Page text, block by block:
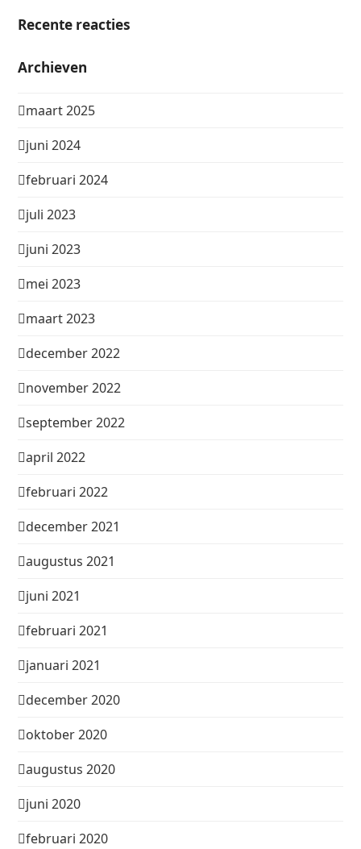
Recente reacties
Archieven
maart 2025
juni 2024
februari 2024
juli 2023
juni 2023
mei 2023
maart 2023
december 2022
november 2022
september 2022
april 2022
februari 2022
december 2021
augustus 2021
juni 2021
februari 2021
januari 2021
december 2020
oktober 2020
augustus 2020
juni 2020
februari 2020